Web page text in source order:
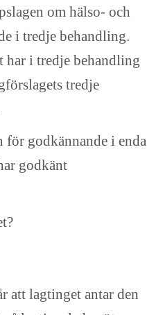
om hälso- och
i tredje behandling.
har i tredje behandling
tredje
godkännande i enda
godkänt
att lagtinget antar den